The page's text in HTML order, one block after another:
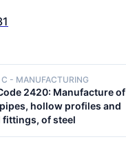
- MANUFACTURING
2420: Manufacture of
hollow profiles and
fittings, of steel